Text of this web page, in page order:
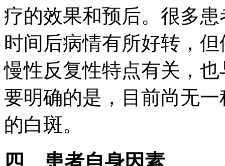
疗的效果和预后。很多
时间后病情有所好转，
慢性反复性特点有关，
要明确的是，目前尚无
的白斑。